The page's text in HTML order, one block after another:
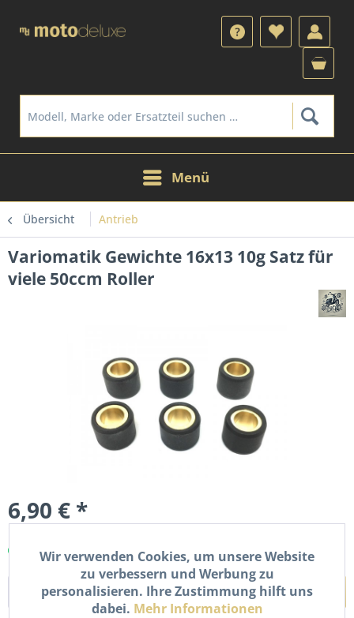
Menü
Übersicht Antrieb
Variomatik Gewichte 16x13 10g Satz für
viele 50ccm Roller
6,90 € *
Sofort versandfertig, Lieferzeit ca. 1-2 Werktage
In denWarenkorb
Wir verwenden Cookies, um unsere Website
zu verbessern und Werbung zu
personalisieren. Ihre Zustimmung hilft uns
dabei. Mehr Informationen